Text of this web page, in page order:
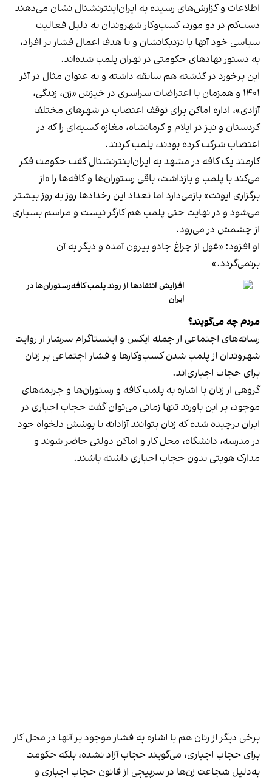
اطلاعات و گزارش‌های رسیده به ایران‌اینترنشنال نشان می‌دهند
دست‌کم در دو مورد، کسب‌وکار شهروندان به دلیل فعالیت
سیاسی خود آنها یا نزدیکانشان و با هدف اعمال فشار بر افراد،
به دستور نهادهای حکومتی در تهران پلمب شده‌اند.
این برخورد در گذشته هم سابقه داشته و به عنوان مثال در آذر
۱۴۰۱ و همزمان با اعتراضات سراسری در خیزش «زن، زندگی،
آزادی»، اداره اماکن برای توقف اعتصاب در شهرهای مختلف
کردستان و نیز در ایلام و کرمانشاه، مغازه کسبه‌ای را که در
اعتصاب شرکت کرده بودند، پلمب کردند.
کارمند یک کافه در مشهد به ایران‌اینترنشنال گفت حکومت فکر
می‌کند با پلمب و بازداشت، باقی رستوران‌ها و کافه‌ها را «از
برگزاری ایونت» بازمی‌دارد اما تعداد این رخدادها روز به روز بیشتر
می‌شود و در نهایت حتی پلمب هم کارگر نیست و مراسم بسیاری
از چشمش در می‌رود.
او افزود: «غول از چراغ جادو بیرون آمده و دیگر به آن
برنمی‎‌گردد.»
افزایش انتقادها از روند پلمب کافه‌رستوران‌ها در
ایران
مردم چه می‌گویند؟
رسانه‎‌های اجتماعی از جمله ایکس و اینستاگرام سرشار از روایت
شهروندان از پلمب شدن کسب‌وکارها و فشار اجتماعی بر زنان
برای حجاب اجباری‌اند.
گروهی از زنان با اشاره به پلمب کافه و رستوران‌ها و جریمه‌های
موجود، بر این باورند تنها زمانی می‌توان گفت حجاب اجباری در
ایران برچیده شده که زنان بتوانند آزادانه با پوشش دلخواه خود
در مدرسه، دانشگاه، محل کار و اماکن دولتی حاضر شوند و
مدارک هویتی بدون حجاب اجباری داشته باشند.
برخی دیگر از زنان هم با اشاره به فشار موجود بر آنها در محل کار
برای حجاب اجباری، می‌گویند حجاب آزاد نشده، بلکه حکومت
به‌دلیل شجاعت زن‌ها در سرپیچی از قانون حجاب اجباری و